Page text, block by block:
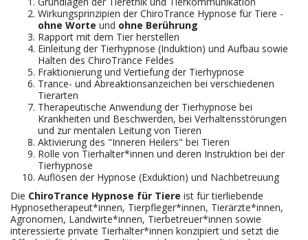
Wirkungsprinzipien der ChiroTrance Hypnose für Tiere -
ohne Worte und ohne Berührung
Rapport mit dem Tier herstellen
Einleitung der Tierhypnose (Induktion) und Aufbau sowie
Halten des ChiroTrance Feldes
Fraktionierung und Vertiefung der Tierhypnose
Trance- und Abreaktionsanzeichen bei verschiedenen
Tierarten
Therapeutische Anwendung der Tierhypnose bei
Krankheiten und Beschwerden, bei Verhaltensstörungen
und zur mentalen Leitung von Tieren
Aktivierung des "Inneren Heilers" bei Tieren
Rolle von Tierhalter*innen und deren Instruktion bei der
Tierhypnose
Auflösen der Hypnose (Exduktion) und Nachbetreuung
Die ChiroTrance Hypnose für Tiere ist für tierliebende
Hypnosetherapeut*innen, Tierpfleger*innen, Tierärzte*innen,
Agronomen, Landwirte*innen, Tierbetreuer*innen sowie
interessierte private Tierhalter*innen konzipiert und setzt die